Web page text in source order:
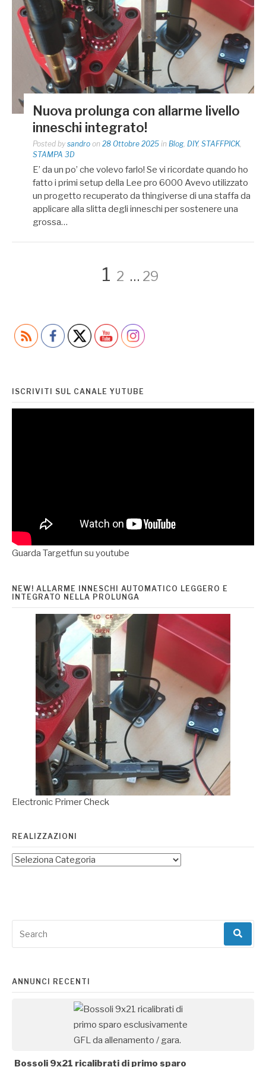
Nuova prolunga con allarme livello
inneschi integrato!
Posted by sandro on 28 Ottobre 2025 in Blog, DIY, STAFFPICK,
STAMPA 3D
E’ da un po’ che volevo farlo! Se vi ricordate quando ho
fatto i primi setup della Lee pro 6000 Avevo utilizzato
un progetto recuperato da thingiverse di una staffa da
applicare alla slitta degli inneschi per sostenere una
grossa…
Paginazione
degli
articoli
Page
1 Page
2 … Page
29
ISCRIVITI SUL CANALE YUTUBE
Guarda Targetfun su youtube
NEW! ALLARME INNESCHI AUTOMATICO LEGGERO E
INTEGRATO NELLA PROLUNGA
Electronic Primer Check
REALIZZAZIONI
for:
ANNUNCI RECENTI
Bossoli 9x21 ricalibrati di primo sparo